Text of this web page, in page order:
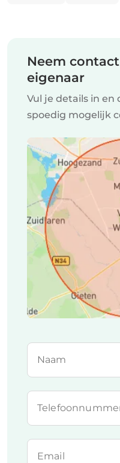
Neem
eigenaar
Vul je details in en
spoedig mogelijk
Naam
Email